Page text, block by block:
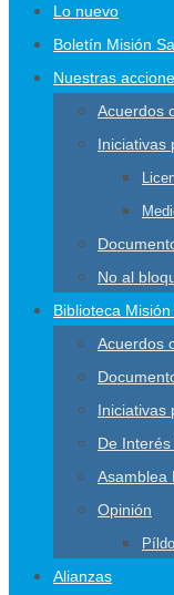
Lo nuevo
Boletín Misión
Nuestras
Acuerdos
Iniciativas
No al
Biblioteca Misión
Acuerdos
Iniciativas
De
Asamblea
Opinión
Alianzas